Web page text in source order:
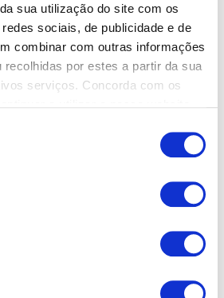
sua utilização do site com os
sociais, de publicidade e de
combinar com outras informações
recolhidas por estes a partir da sua
serviços. Concorda com os